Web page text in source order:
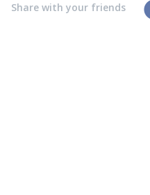
Share with your friends